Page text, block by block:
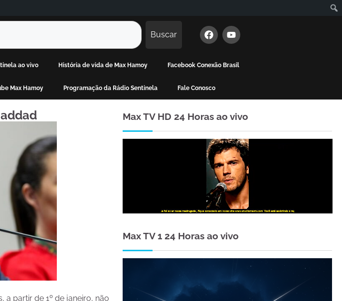
Buscar
ao vivo História de vida de Max Hamoy Facebook Conexão Brasil
Max Hamoy Programação da Rádio Sentinela Fale Conosco
partir de 1º de janeiro, não
Max TV HD 24 Horas ao vivo
Max TV 1 24 Horas ao vivo